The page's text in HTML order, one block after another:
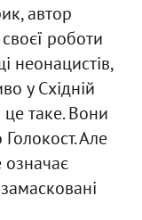
автор
роботи
неонацистів,
у Східній
таке. Вони
Але